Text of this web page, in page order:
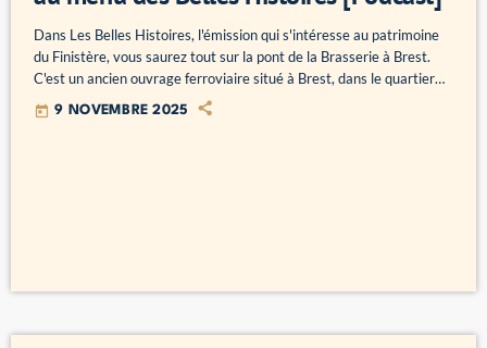
Dans Les Belles Histoires, l'émission qui s'intéresse au patrimoine
du Finistère, vous saurez tout sur la pont de la Brasserie à Brest.
C'est un ancien ouvrage ferroviaire situé à Brest, dans le quartier
de Lambézellec. Construit entre 1891 et 1893, il permettait à la
ligne du Réseau départemental du Finistère de franchir la vallée du
today 9 NOVEMBRE 2025